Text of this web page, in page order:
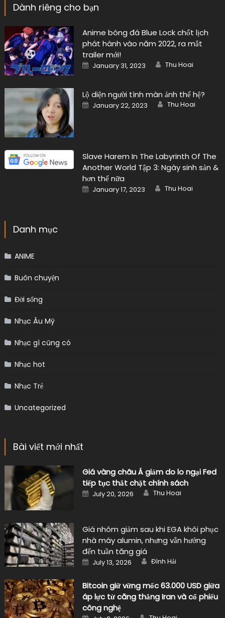
Dành riêng cho bạn
Anime bóng đá Blue Lock chốt lịch
phát hành vào năm 2022, ra mắt
trailer mới!
Posted
on
January 31, 2023 Author
Thu Hoai
Lộ diện người tình màn ảnh thế hệ?
Posted
on
January 22, 2023 Author
Thu Hoai
Slave Harem In The Labyrinth Of The
Another World Tập 3: Ngày sinh sản &
hơn thế nữa
Posted
on
January 17, 2023 Author
Thu Hoai
Danh mục
ANIME
Buôn chuyện
Đời sống
Nhạc Âu Mỹ
Nhạc gì cũng có
Nhạc hot
Nhạc Trẻ
Uncategorized
Bài viết mới nhất
Giá vàng châu Á giảm do lo ngại Fed
tiếp tục thắt chặt chính sách
Posted
on
July 20, 2026 Author
Thu Hoai
Giá nhôm giảm sau khi EGA khôi phục
nhà máy alumin, nhưng vẫn hướng
đến tuần tăng giá
Posted
on
July 13, 2026 Author
Đình Hải
Bitcoin giữ vững mốc 63.000 USD giữa
áp lực từ căng thẳng Iran và cổ phiếu
công nghệ
Author